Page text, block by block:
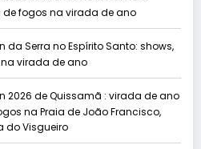
fogos na virada de ano
da Serra no Espírito Santo: shows,
virada de ano
2026 de Quissamã : virada de ano
na Praia de João Francisco,
do Visgueiro